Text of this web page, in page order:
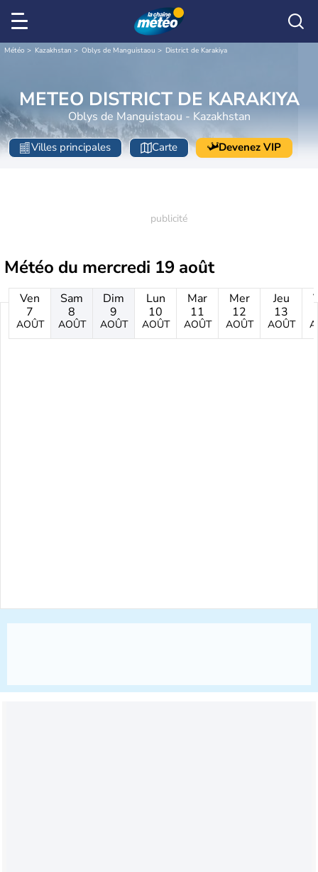
Météo Kazakhstan Oblys de Manguistaou District de Karakiya
METEO DISTRICT DE KARAKIYA
Oblys de Manguistaou - Kazakhstan
Villes principales Carte Devenez VIP
Météo du mercredi 19 août
Ven
7
AOÛT
Sam
8
AOÛT
Dim
9
AOÛT
Lun
10
AOÛT
Mar
11
AOÛT
Mer
12
AOÛT
Jeu
13
AOÛT